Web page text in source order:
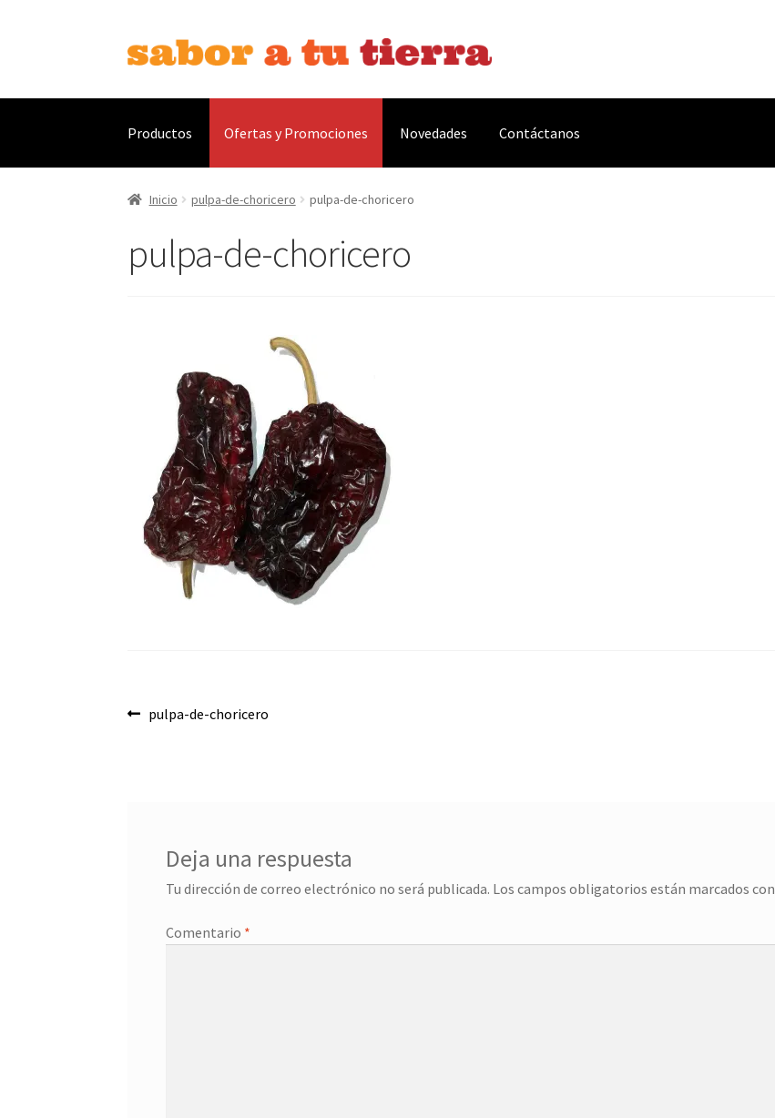
Ir
a
Ir
al
Productos Ofertas y Promociones Novedades Contáctanos
Inicio Bebidas Caldos, Salsas y Condimentos
Contáctanos Envíos Finalizar compra
Inicio pulpa-de-choricero pulpa-de-choricero
pulpa-de-choricero
Navegación
Anterior:
pulpa-de-choricero
Deja una respuesta
Tu dirección de correo electrónico no será publicada. Los campos obligatorios están marcados con
Comentario *